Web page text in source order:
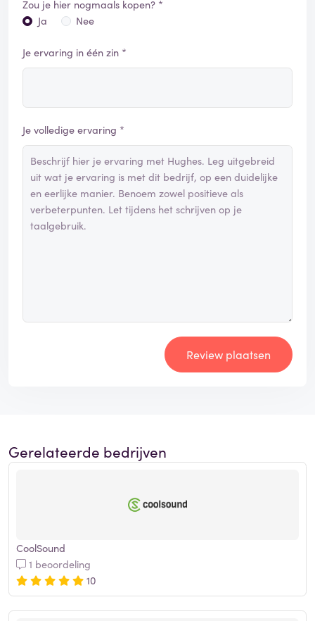
Zou je hier nogmaals kopen? *
Ja
Nee
Je ervaring in één zin *
Je volledige ervaring *
Review plaatsen
Gerelateerde bedrijven
CoolSound
1 beoordeling
10